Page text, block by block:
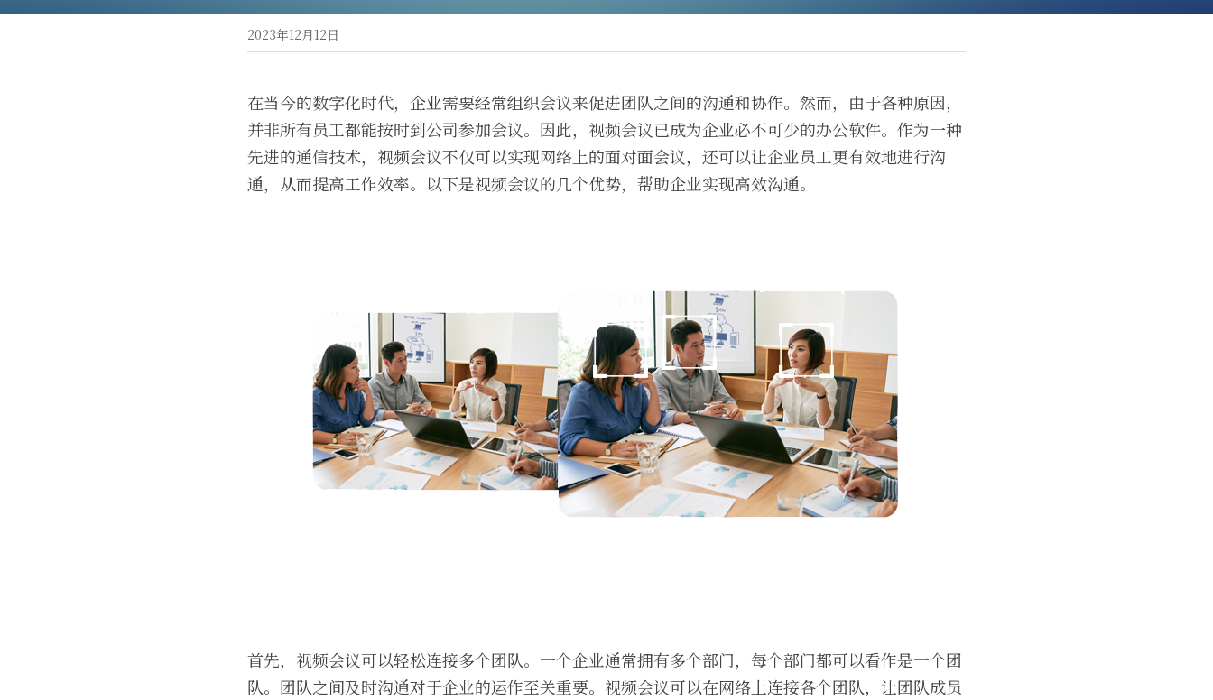
2023年12月12日
在当今的数字化时代，企业需要经常组织会议来促进团队之间的沟通和协作。然而，由于各种原因，
并非所有员工都能按时到公司参加会议。因此，视频会议已成为企业必不可少的办公软件。作为一种
先进的通信技术，视频会议不仅可以实现网络上的面对面会议，还可以让企业员工更有效地进行沟
通，从而提高工作效率。以下是视频会议的几个优势，帮助企业实现高效沟通。
首先，视频会议可以轻松连接多个团队。一个企业通常拥有多个部门，每个部门都可以看作是一个团
队。团队之间及时沟通对于企业的运作至关重要。视频会议可以在网络上连接各个团队，让团队成员